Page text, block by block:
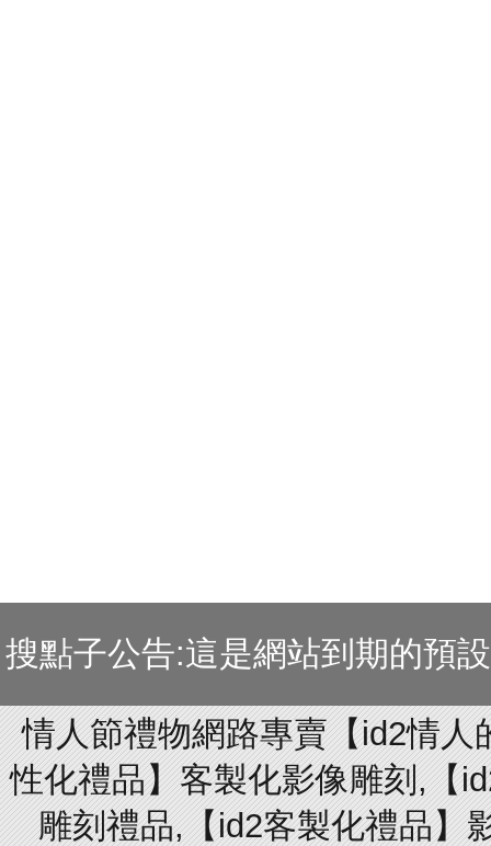
搜點子公告:這是網站到期的預
情人節禮物網路專賣【id2情
性化禮品】客製化影像雕刻,【
雕刻禮品,【id2客製化禮品】